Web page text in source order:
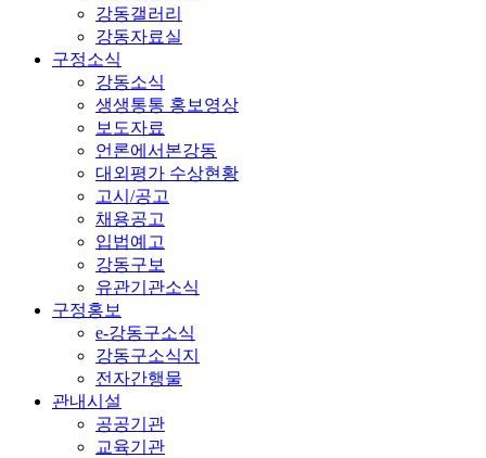
강동갤러리
강동자료실
구정소식
강동소식
생생통통 홍보영상
보도자료
언론에서본강동
대외평가 수상현황
고시/공고
채용공고
입법예고
강동구보
유관기관소식
구정홍보
e-강동구소식
강동구소식지
전자간행물
관내시설
공공기관
교육기관